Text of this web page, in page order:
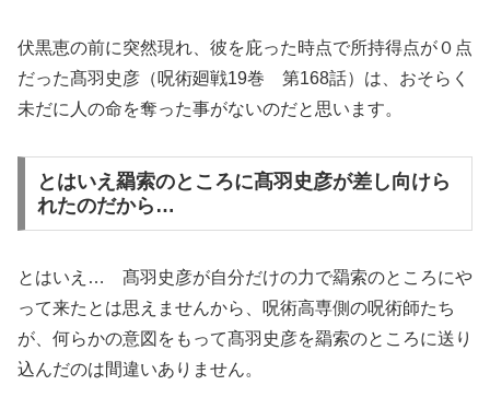
伏黒恵の前に突然現れ、彼を庇った時点で所持得点が０点
だった髙羽史彦（呪術廻戦19巻 第168話）は、おそらく
未だに人の命を奪った事がないのだと思います。
とはいえ羂索のところに髙羽史彦が差し向けら
れたのだから…
とはいえ… 髙羽史彦が自分だけの力で羂索のところにや
って来たとは思えませんから、呪術高専側の呪術師たち
が、何らかの意図をもって髙羽史彦を羂索のところに送り
込んだのは間違いありません。